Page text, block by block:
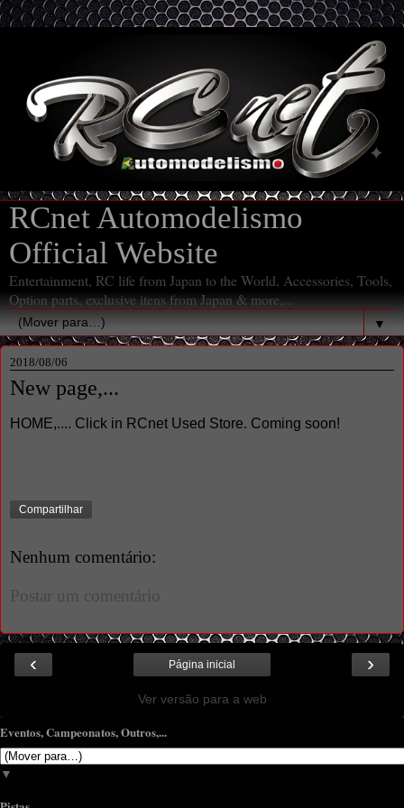
RCnet Automodelismo
Official Website
Entertainment, RC life from Japan to the World, Accessories, Tools,
Option parts, exclusive itens from Japan & more,...
▼
2018/08/06
New page,...
HOME,.... Click in RCnet Used Store. Coming soon!
Compartilhar
Nenhum comentário:
Postar um comentário
‹ ›
Página inicial
Ver versão para a web
Eventos, Campeonatos, Outros,...
▼